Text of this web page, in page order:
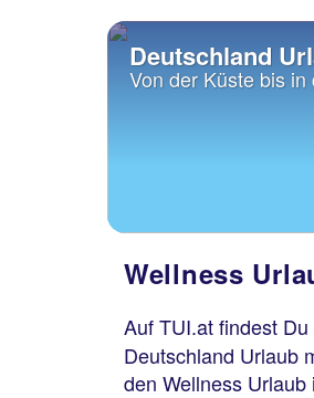
Deutschland
Von der Küste bis
Wellness
Auf TUI.at findest
Deutschland Urlaub
den Wellness